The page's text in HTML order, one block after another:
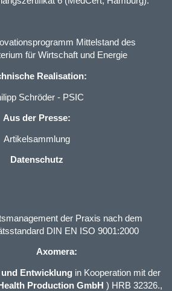
Realisation:
Schröder - PSIC
Aus der Presse:
Artikelsammlung
Datenschutz
der Praxis nach dem
DIN EN ISO 9001:2000
Axomera:
und Entwicklung in Kooperation mit der
Production GmbH ) HRB 32326.,